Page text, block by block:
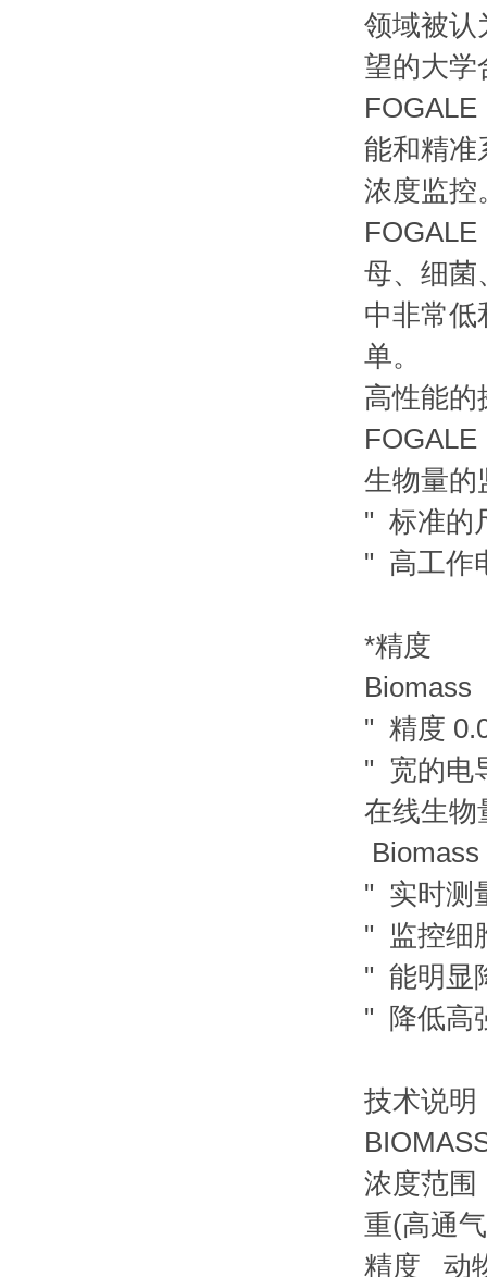
领域被认
望的大学
能和精准
浓度监
母、细菌
中非常低
单。
高性能
生物量
" 标准的
" 高工作
*精度
" 精度
" 宽的电
在线生
" 实时测
" 监控细
" 能明显
" 降低高
技术说
浓度范围
重(高通
精度 动